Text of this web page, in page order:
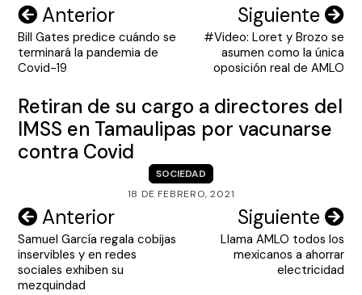
Navegación
de
entradas
Anterior
Bill Gates predice cuándo se
terminará la pandemia de
Covid-19
Siguiente
#Video: Loret y Brozo se
asumen como la única
oposición real de AMLO
Retiran de su cargo a directores del
IMSS en Tamaulipas por vacunarse
contra Covid
SOCIEDAD
18 DE FEBRERO, 2021
Navegación
de
entradas
Anterior
Samuel García regala cobijas
inservibles y en redes
sociales exhiben su
mezquindad
Siguiente
Llama AMLO todos los
mexicanos a ahorrar
electricidad